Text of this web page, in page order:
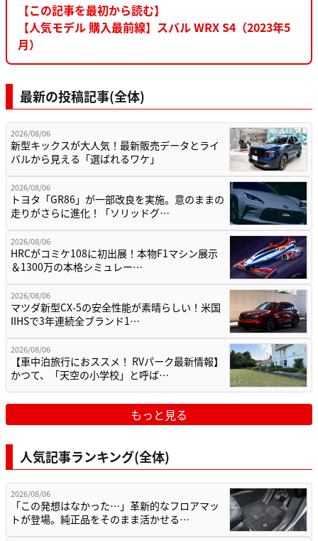
【この記事を最初から読む】
【人気モデル 購入最前線】スバル WRX S4（2023年5
月）
最新の投稿記事(全体)
2026/08/06
新型キックスが大人気！最新販売データとライ
バルから見える「選ばれるワケ」
2026/08/06
トヨタ「GR86」が一部改良を実施。意のままの
走りがさらに進化！「ソリッドグ…
2026/08/06
HRCがコミケ108に初出展！本物F1マシン展示
＆1300万の本格シミュレー…
2026/08/06
マツダ新型CX-5の安全性能が素晴らしい！米国
IIHSで3年連続全ブランド1…
2026/08/06
【車中泊旅行におススメ！ RVパーク最新情報】
かつて、「天空の小学校」と呼ば…
もっと見る
人気記事ランキング(全体)
2026/08/06
「この発想はなかった…」革新的なフロアマッ
トが登場。純正品をそのまま活かせる…